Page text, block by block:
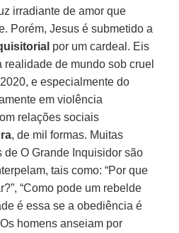
irradiante de amor que
Porém, Jesus é submetido a
por um cardeal. Eis
realidade de mundo sob cruel
e especialmente do
em violência
relações sociais
, de mil formas. Muitas
de O Grande Inquisidor são
tais como: “Por que
“Como pode um rebelde
é essa se a obediência é
homens anseiam por